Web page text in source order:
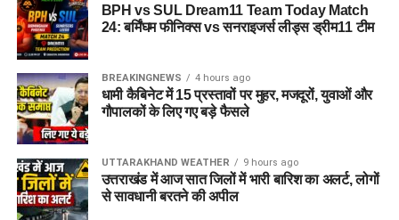
BPH vs SUL Dream11 Team Today Match
24: बर्मिंघम फीनिक्स vs सनराइजर्स लीड्स ड्रीम11 टीम
BREAKINGNEWS 4 hours ago
धामी कैबिनेट में 15 प्रस्तावों पर मुहर, मजदूरों, युवाओं और
गौपालकों के लिए गए बड़े फैसले
UTTARAKHAND WEATHER 9 hours ago
उत्तराखंड में आज सात जिलों में भारी बारिश का अलर्ट, लोगों
से सावधानी बरतने की अपील